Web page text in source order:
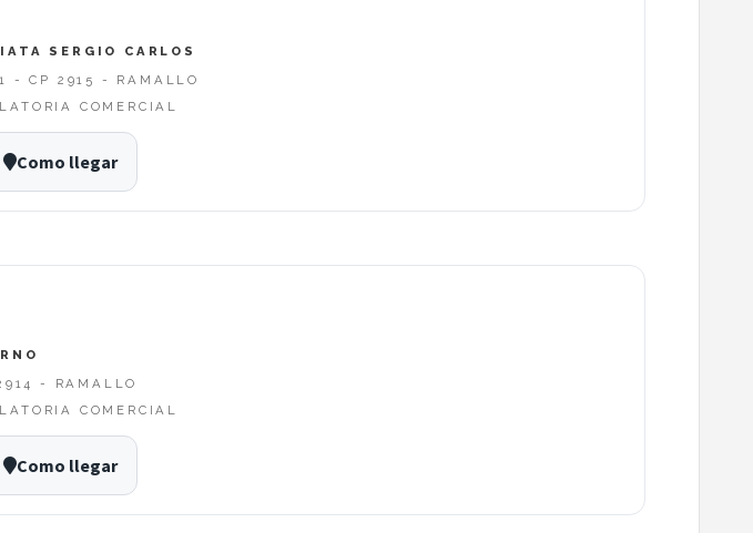
SERGIO CARLOS
- CP 2915 - RAMALLO
COMERCIAL
Como llegar
- RAMALLO
COMERCIAL
Como llegar